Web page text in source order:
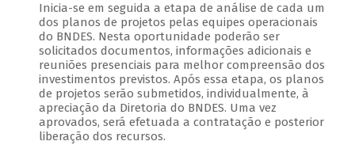
Inicia-se em seguida a etapa de análise de cada um
dos planos de projetos pelas equipes operacionais
do BNDES. Nesta oportunidade poderão ser
solicitados documentos, informações adicionais e
reuniões presenciais para melhor compreensão dos
investimentos previstos. Após essa etapa, os planos
de projetos serão submetidos, individualmente, à
apreciação da Diretoria do BNDES. Uma vez
aprovados, será efetuada a contratação e posterior
liberação dos recursos.